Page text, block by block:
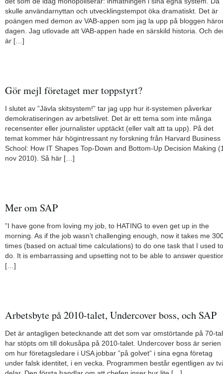
skulle användarnyttan och utvecklingstempot öka dramatiskt. Det är
poängen med demon av VAB-appen som jag la upp på bloggen
dagen. Jag utlovade att VAB-appen hade en särskild historia. Och
är […]
Gör mejl företaget mer toppstyrt?
I slutet av ”Jävla skitsystem!” tar jag upp hur it-systemen påverkar
demokratiseringen av arbetslivet. Det är ett tema som inte många
recensenter eller journalister upptäckt (eller valt att ta upp). På det
temat kommer här högintressant ny forskning från Harvard Business
School: How IT Shapes Top-Down and Bottom-Up Decision Making
nov 2010). Så här […]
Mer om SAP
”I have gone from loving my job, to HATING to even get up in the
morning. As if the job wasn’t challenging enough, now it takes me
times (based on actual time calculations) to do one task that I used to
do. It is embarrassing and upsetting not to be able to answer
[…]
Arbetsbyte på 2010-talet, Undercover boss, och SAP
Det är antagligen betecknande att det som var omstörtande på 70-
har stöpts om till dokusåpa på 2010-talet. Undercover boss är serien
om hur företagsledare i USA jobbar ”på golvet” i sina egna företag
under falsk identitet, i en vecka. Programmen består egentligen av